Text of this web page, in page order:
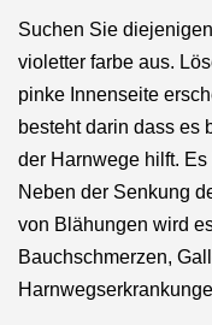
Suchen Sie
violetter farbe aus.
pinke Innenseite
besteht darin dass es
der Harnwege hilft.
Neben der Senkung
von Blähungen wird
Bauchschmerzen,